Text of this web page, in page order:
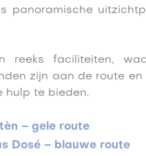
panoramische
faciliteiten,
zijn aan de route
hulp te bieden.
– gele route
Dosé – blauwe route